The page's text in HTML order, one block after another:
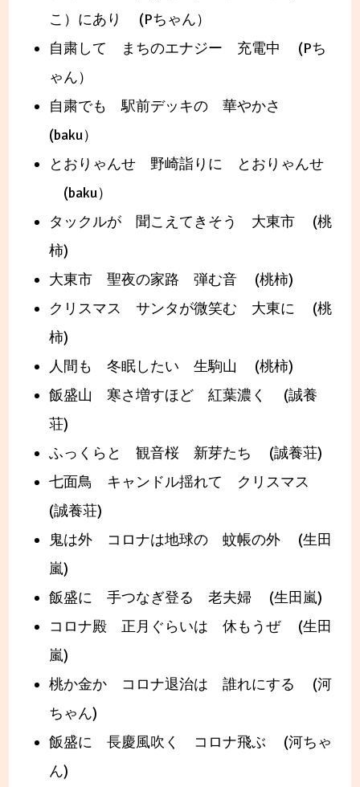
こ）にあり (Pちゃん）
自粛して まちのエナジー 充電中 (Pち
ゃん）
自粛でも 駅前デッキの 華やかさ
(baku）
とおりゃんせ 野崎詣りに とおりゃんせ
(baku）
タックルが 聞こえてきそう 大東市 (桃
柿)
大東市 聖夜の家路 弾む音 (桃柿)
クリスマス サンタが微笑む 大東に (桃
柿)
人間も 冬眠したい 生駒山 (桃柿)
飯盛山 寒さ増すほど 紅葉濃く (誠養
荘)
ふっくらと 観音桜 新芽たち (誠養荘)
七面鳥 キャンドル揺れて クリスマス
(誠養荘)
鬼は外 コロナは地球の 蚊帳の外 (生田
嵐)
飯盛に 手つなぎ登る 老夫婦 (生田嵐)
コロナ殿 正月ぐらいは 休もうぜ (生田
嵐)
桃か金か コロナ退治は 誰れにする (河
ちゃん)
飯盛に 長慶風吹く コロナ飛ぶ (河ちゃ
ん)